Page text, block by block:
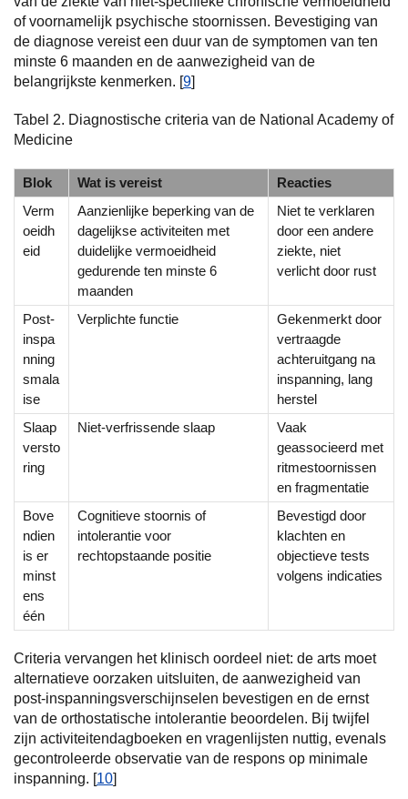
of voornamelijk psychische stoornissen. Bevestiging van
de diagnose vereist een duur van de symptomen van ten
minste 6 maanden en de aanwezigheid van de
belangrijkste kenmerken. [9]
Tabel 2. Diagnostische criteria van de National Academy of
Medicine
Blok Wat is vereist
Reacties
Verm
oeidh
eid
Aanzienlijke beperking van de
dagelijkse activiteiten met
duidelijke vermoeidheid
gedurende ten minste 6
maanden
Niet te verklaren
door een andere
ziekte, niet
verlicht door rust
Post-
inspa
nning
smala
ise
Verplichte functie
Gekenmerkt door
vertraagde
achteruitgang na
inspanning, lang
herstel
Slaap
versto
ring
Niet-verfrissende slaap
Vaak
geassocieerd met
ritmestoornissen
en fragmentatie
Bove
ndien
is er
minst
ens
één
Cognitieve stoornis of
intolerantie voor
rechtopstaande positie
Bevestigd door
klachten en
objectieve tests
volgens indicaties
Criteria vervangen het klinisch oordeel niet: de arts moet
alternatieve oorzaken uitsluiten, de aanwezigheid van
post-inspanningsverschijnselen bevestigen en de ernst
van de orthostatische intolerantie beoordelen. Bij twijfel
zijn activiteitendagboeken en vragenlijsten nuttig, evenals
gecontroleerde observatie van de respons op minimale
inspanning. [10]